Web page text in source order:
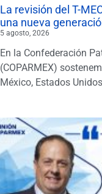
La revisión del T-
una nueva
5 agosto, 2026
En la Confederación
(COPARMEX)
México, Estados